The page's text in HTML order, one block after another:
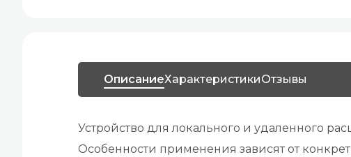
ОписаниеХарактеристикиОтзывы
Устройство для локального и удаленного
Особенности применения зависят от